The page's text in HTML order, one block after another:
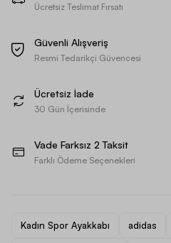
Ücretsiz Teslimat Fırsatı
Güvenli Alışveriş
Resmi Tedarikçi Güvencesi
Ücretsiz İade
30 Gün İçerisinde
Vade Farksız 2 Taksit
Farklı Ödeme Seçenekleri
Kadın Spor Ayakkabı adidas